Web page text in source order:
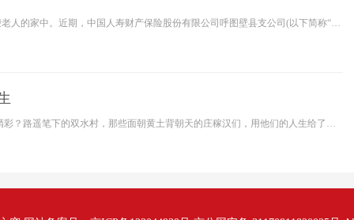
在岁末寒冬来临之际，一份温暖的关怀送到了独居退伍军人万招荣老人的家中。近期，中国人寿财产保险股份有限公司呼图壁县支公司(以下简称“中国人寿财险呼图壁县支公司”)一行
工业冷水机 你有没有想过，每天吃着馍馍干农活的日子也能活出精彩？路遥笔下的双水村，那些面朝黄土背朝天的庄稼汉们，用他们的人生给了我们答案。今天咱们就聊聊这本《 平凡